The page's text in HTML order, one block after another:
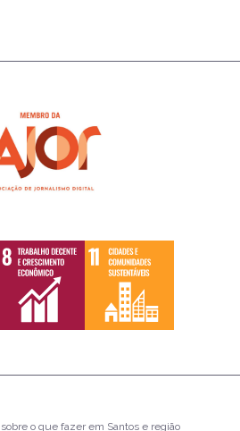
o que fazer em Santos e região